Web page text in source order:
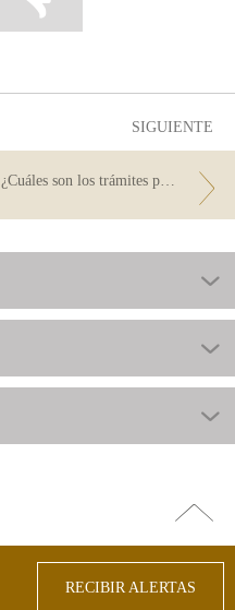
información
SIGUIENTE
¿Cuáles son los trámites para abrir una cuenta?
arriba
RECIBIR ALERTAS